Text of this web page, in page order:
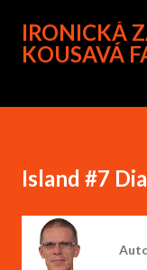
IRONICKÁ
KOUSAVÁ
Island #7